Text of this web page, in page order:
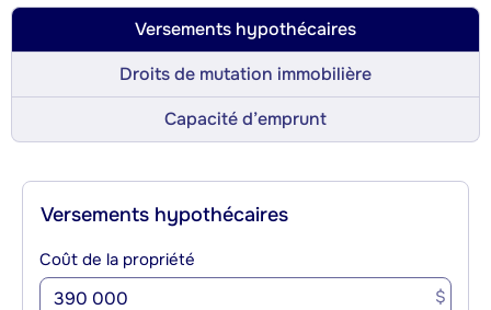
Versements hypothécaires
Droits de mutation immobilière
Capacité d’emprunt
Versements hypothécaires
Coût de la propriété
$